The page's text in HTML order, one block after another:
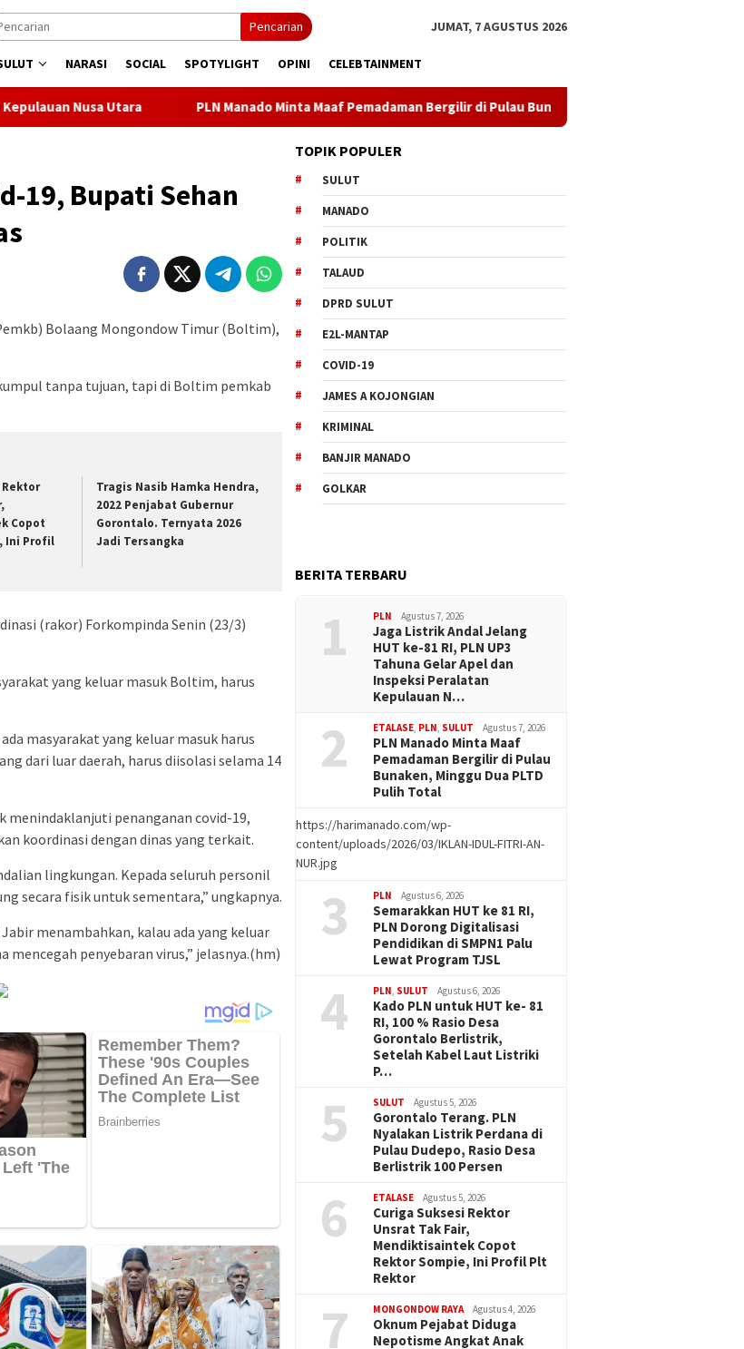
Pencarian JUMAT, 7 AGUSTUS 2026
NARASI SOCIAL SPOTYLIGHT OPINI CELEBTAINMENT
PLN Manado Minta Maaf Pemadaman Bergilir di Pulau Bunaken, Minggu Dua PLTD Pulih Total
19, Bupati Sehan
Bolaang Mongondow Timur (Boltim),
tanpa tujuan, tapi di Boltim pemkab
Rektor
Copot
Ini Profil
Tragis Nasib Hamka Hendra,
2022 Penjabat Gubernur
Gorontalo. Ternyata 2026
Jadi Tersangka
(rakor) Forkompinda Senin (23/3)
yang keluar masuk Boltim, harus
masyarakat yang keluar masuk harus
dari luar daerah, harus diisolasi selama 14
penanganan covid-19,
koordinasi dengan dinas yang terkait.
lingkungan. Kepada seluruh personil
secara fisik untuk sementara,” ungkapnya.
menambahkan, kalau ada yang keluar
mencegah penyebaran virus,” jelasnya.(hm)
TOPIK POPULER
SULUT
MANADO
POLITIK
TALAUD
DPRD SULUT
E2L-MANTAP
COVID-19
JAMES A KOJONGIAN
KRIMINAL
BANJIR MANADO
GOLKAR
BERITA TERBARU
1 PLN Agustus 7, 2026
Jaga Listrik Andal Jelang
HUT ke-81 RI, PLN UP3
Tahuna Gelar Apel dan
Inspeksi Peralatan
Kepulauan N…
2 ETALASE, PLN, SULUT Agustus 7, 2026
PLN Manado Minta Maaf
Pemadaman Bergilir di Pulau
Bunaken, Minggu Dua PLTD
Pulih Total
https://harimanado.com/wp-
content/uploads/2026/03/IKLAN-IDUL-FITRI-AN-
NUR.jpg
3 PLN Agustus 6, 2026
Semarakkan HUT ke 81 RI,
PLN Dorong Digitalisasi
Pendidikan di SMPN1 Palu
Lewat Program TJSL
4 PLN, SULUT Agustus 6, 2026
Kado PLN untuk HUT ke- 81
RI, 100 % Rasio Desa
Gorontalo Berlistrik,
Setelah Kabel Laut Listriki
P…
5 SULUT Agustus 5, 2026
Gorontalo Terang. PLN
Nyalakan Listrik Perdana di
Pulau Dudepo, Rasio Desa
Berlistrik 100 Persen
6 ETALASE Agustus 5, 2026
Curiga Suksesi Rektor
Unsrat Tak Fair,
Mendiktisaintek Copot
Rektor Sompie, Ini Profil Plt
Rektor
7 MONGONDOW RAYA Agustus 4, 2026
Oknum Pejabat Diduga
Nepotisme Angkat Anak